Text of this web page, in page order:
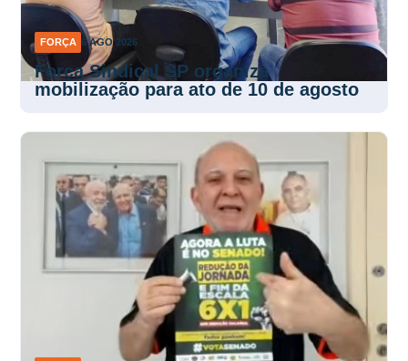
FORÇA 6 AGO 2026
Força Sindical SP organiza
mobilização para ato de 10 de agosto